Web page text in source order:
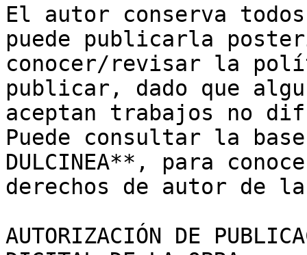
El autor conserva
puede publicarla
conocer/revisar la
publicar, dado que
aceptan trabajos no
Puede consultar la base
DULCINEA**, para
derechos de autor de
AUTORIZACIÓN DE